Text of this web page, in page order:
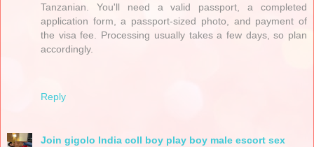
Tanzanian. You'll need a valid passport, a completed
application form, a passport-sized photo, and payment of
the visa fee. Processing usually takes a few days, so plan
accordingly.
Reply
Join gigolo India coll boy play boy male escort sex